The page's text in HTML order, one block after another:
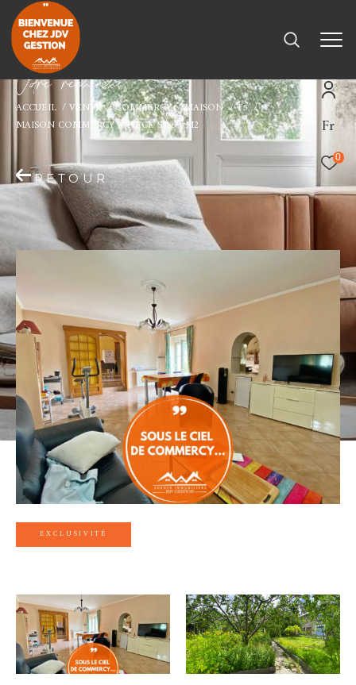
Fr
0
Vore recece
ACCUEIL VENTE COMMERCY MAISON
T5
MAISON COMMERCY 5 PIECE S 169 M2
RETOUR
EXCLUSIVITÉ